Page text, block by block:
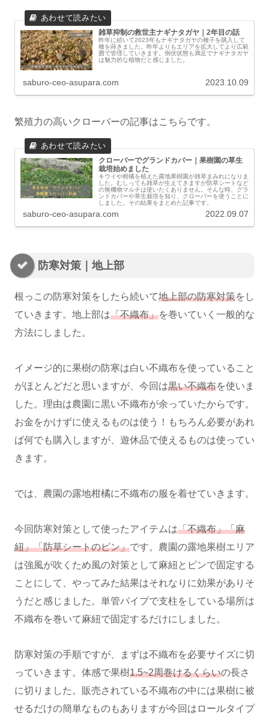
雑草抑制の救世主ナギナタガヤ｜2年目の話
昨年に続いて2023年もナギナタガヤの種子を購入して
種を蒔きました。昨年よりもエリアを拡大してより広範
囲で管理していきます。倒伏状態も満足でナギナタガヤ
は魅力的な植物だと感じました。
saburo-ceo-asupara.com 2023.10.09
繁殖力の高いクローバーの記事はこちらです。
クローバーでグランドカバー｜果樹園の草生
栽培始めました
キウイや柑橘を植えた露地果樹園が雑草まみれになりま
した。むしっても雑草が生えてきますが防草シートなど
の無機物マルチは使いたくありません。そんな時、グラ
ンドカバーや草生栽培を知り、クローバーを使うことに
しました。その結果をまとめた記事です。
saburo-ceo-asupara.com 2022.09.07
防寒対策｜地上部
根っこの防寒対策をしたら続いて地上部の防寒対策をし
ていきます。地上部は「不織布」を巻いていく一般的な
方法にしました。
イメージ的に果樹の防寒は白い不織布を使っていること
がほとんどだと思いますが、今回は黒い不織布を使いま
した。理由は農園に黒い不織布が余っていたからです。
お金をかけずに使えるものは使う！もちろん必要があれ
ば何でも購入しますが、遊休品で使えるものは使ってい
きます。
では、農園の露地柑橘に不織布の服を着せていきます。
今回防寒対策として使ったアイテムは「不織布」「麻
紐」「防草シートのピン」です。農園の露地果樹エリア
は強風が吹くため風の対策として麻紐とピンで固定する
ことにして、やってみた結果はそれなりに効果がありそ
うだと感じました。単管パイプで支柱をしている場所は
不織布を巻いて麻紐で固定するだけにしました。
防寒対策の手順ですが、まずは不織布を必要サイズに切
っていきます。体感で果樹1.5~2周巻けるくらいの長さ
に切りました。販売されている不織布の中には果樹に被
せるだけの簡単なものもありますが今回はロールタイプ